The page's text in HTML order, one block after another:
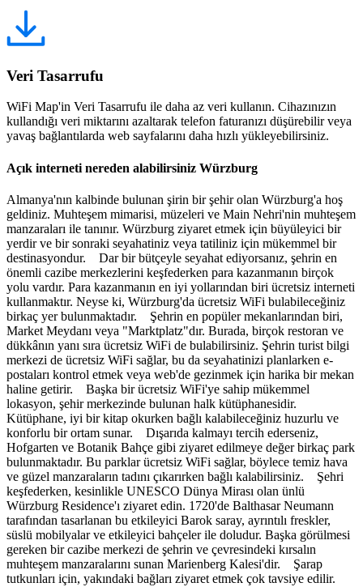
Veri Tasarrufu
WiFi Map'in Veri Tasarrufu ile daha az veri kullanın. Cihazınızın
kullandığı veri miktarını azaltarak telefon faturanızı düşürebilir veya
yavaş bağlantılarda web sayfalarını daha hızlı yükleyebilirsiniz.
Açık interneti nereden alabilirsiniz Würzburg
Almanya'nın kalbinde bulunan şirin bir şehir olan Würzburg'a hoş
geldiniz. Muhteşem mimarisi, müzeleri ve Main Nehri'nin muhteşem
manzaraları ile tanınır. Würzburg ziyaret etmek için büyüleyici bir
yerdir ve bir sonraki seyahatiniz veya tatiliniz için mükemmel bir
destinasyondur. Dar bir bütçeyle seyahat ediyorsanız, şehrin en
önemli cazibe merkezlerini keşfederken para kazanmanın birçok
yolu vardır. Para kazanmanın en iyi yollarından biri ücretsiz interneti
kullanmaktır. Neyse ki, Würzburg'da ücretsiz WiFi bulabileceğiniz
birkaç yer bulunmaktadır. Şehrin en popüler mekanlarından biri,
Market Meydanı veya "Marktplatz"dır. Burada, birçok restoran ve
dükkânın yanı sıra ücretsiz WiFi de bulabilirsiniz. Şehrin turist bilgi
merkezi de ücretsiz WiFi sağlar, bu da seyahatinizi planlarken e-
postaları kontrol etmek veya web'de gezinmek için harika bir mekan
haline getirir. Başka bir ücretsiz WiFi'ye sahip mükemmel
lokasyon, şehir merkezinde bulunan halk kütüphanesidir.
Kütüphane, iyi bir kitap okurken bağlı kalabileceğiniz huzurlu ve
konforlu bir ortam sunar. Dışarıda kalmayı tercih ederseniz,
Hofgarten ve Botanik Bahçe gibi ziyaret edilmeye değer birkaç park
bulunmaktadır. Bu parklar ücretsiz WiFi sağlar, böylece temiz hava
ve güzel manzaraların tadını çıkarırken bağlı kalabilirsiniz. Şehri
keşfederken, kesinlikle UNESCO Dünya Mirası olan ünlü
Würzburg Residence'ı ziyaret edin. 1720'de Balthasar Neumann
tarafından tasarlanan bu etkileyici Barok saray, ayrıntılı freskler,
süslü mobilyalar ve etkileyici bahçeler ile doludur. Başka görülmesi
gereken bir cazibe merkezi de şehrin ve çevresindeki kırsalın
muhteşem manzaralarını sunan Marienberg Kalesi'dir. Şarap
tutkunları için, yakındaki bağları ziyaret etmek çok tavsiye edilir.